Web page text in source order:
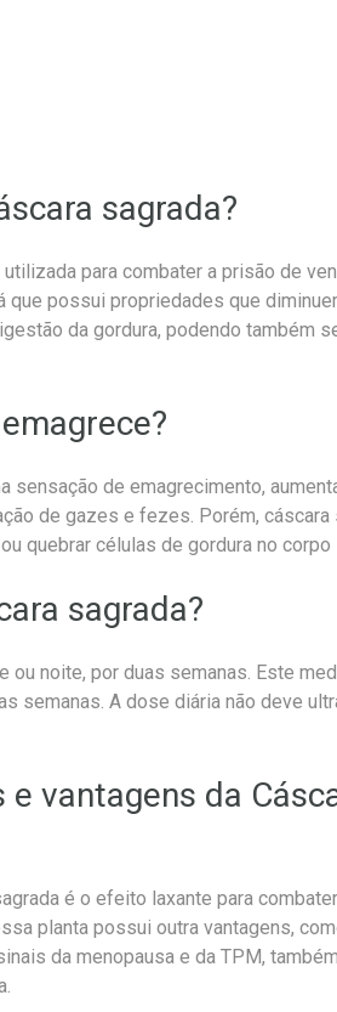
sagrada?
para combater a prisão de
que possui propriedades que
da gordura, podendo também
de emagrecimento,
de gazes e fezes. Porém, cáscara
quebrar células de gordura no corpo
sagrada?
ou noite, por duas semanas. Este
semanas. A dose diária não deve
vantagens da
é o efeito laxante para
planta possui outra vantagens,
da menopausa e da TPM,